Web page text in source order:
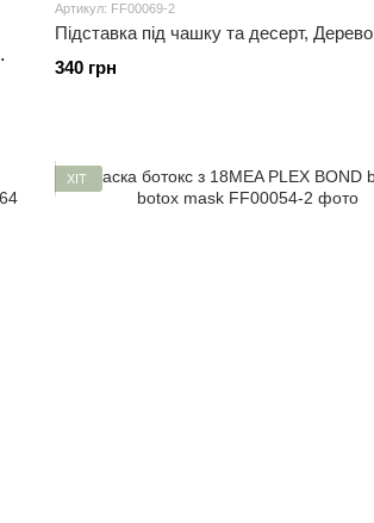
Артикул: FF00069-2
Підставка під чашку та десерт, Дерево
340 грн
ХІТ